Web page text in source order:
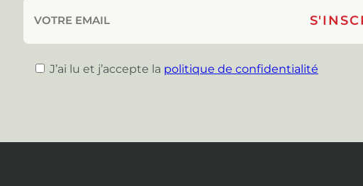
J’ai lu et j’accepte la politique de confidentialité